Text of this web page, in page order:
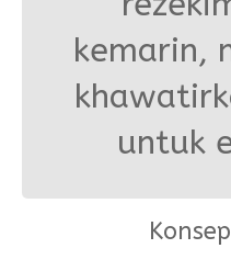
kemarin,
untuk